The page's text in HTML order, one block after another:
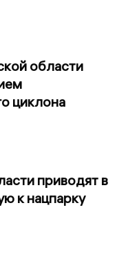
области
циклона
приводят в
к нацпарку